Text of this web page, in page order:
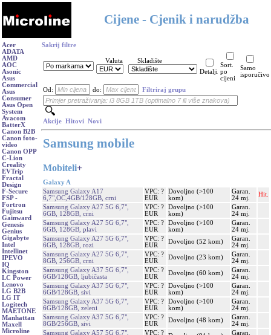
Cijene - Cjenik i narudžba
Acer
ADATA
AMD
AOC
Asonic
Asus
Commercial
Asus
Consumer
Asus Open
System
Avacom
BatterX
Canon B2B
Canon foto-
video
Canon OPP
C-Lion
Creality
EVTrip
Fractal
Design
F-Secure
FSP -
Fortron
Fujitsu
Gainward
Genesis
Genius
Gigabyte
Intel
Intellinet
IPEVO
IQ
Kingston
LC Power
Lenovo
LG B2B
LG IT
Logitech
MAETONE
Manhattan
Maxell
Microline
Sakrij filtre
Valuta
Skladište
Detalji
Sort.
po
cijeni
Samo
isporučivo
Od: do: Filtriraj grupu
Akcije Hitovi Novi
Samsung mobile
Mobiteli+
Galaxy A
Samsung Galaxy A17
6,7",OC,4GB/128GB, crni
VPC: ?
EUR
Dovoljno (>100
kom)
Garan.
24 mj.
Hit.
Samsung Galaxy A27 5G 6,7",
6GB, 128GB, crni
VPC: ?
EUR
Dovoljno (>100
kom)
Garan.
24 mj.
Samsung Galaxy A27 5G 6,7",
6GB, 128GB, plavi
VPC: ?
EUR
Dovoljno (>100
kom)
Garan.
24 mj.
Samsung Galaxy A27 5G 6,7",
6GB, 128GB, rozi
VPC: ?
EUR
Dovoljno (52 kom)
Garan.
24 mj.
Samsung Galaxy A27 5G 6,7",
8GB, 256GB, crni
VPC: ?
EUR
Dovoljno (23 kom)
Garan.
24 mj.
Samsung Galaxy A37 5G 6,7",
6GB/128GB, ljubičasta
VPC: ?
EUR
Dovoljno (60 kom)
Garan.
24 mj.
Samsung Galaxy A37 5G 6,7",
6GB/128GB, sivi
VPC: ?
EUR
Dovoljno (>100
kom)
Garan.
24 mj.
Samsung Galaxy A37 5G 6,7",
6GB/128GB, zeleni
VPC: ?
EUR
Dovoljno (>100
kom)
Garan.
24 mj.
Samsung Galaxy A37 5G 6,7",
8GB/256GB, sivi
VPC: ?
EUR
Dovoljno (48 kom)
Garan.
24 mj.
Samsung Galaxy A57 5G 6,7",
VPC: ?
Garan.